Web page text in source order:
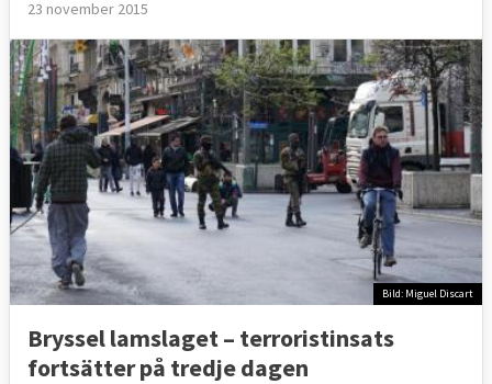
23 november 2015
Bild: Miguel Discart
Bryssel lamslaget – terroristinsats
fortsätter på tredje dagen